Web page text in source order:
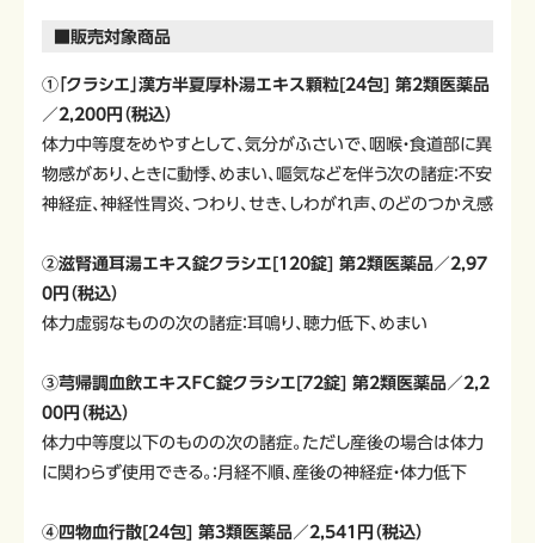
■販売対象商品
①「クラシエ」漢方半夏厚朴湯エキス顆粒[24包] 第2類医薬品
／2,200円（税込）
体力中等度をめやすとして、気分がふさいで、咽喉・食道部に異
物感があり、ときに動悸、めまい、嘔気などを伴う次の諸症：不安
神経症、神経性胃炎、つわり、せき、しわがれ声、のどのつかえ感
②滋腎通耳湯エキス錠クラシエ[120錠] 第2類医薬品／2,97
0円（税込）
体力虚弱なものの次の諸症：耳鳴り、聴力低下、めまい
③芎帰調血飲エキスＦＣ錠クラシエ[72錠] 第2類医薬品／2,2
00円（税込）
体力中等度以下のものの次の諸症。ただし産後の場合は体力
に関わらず使用できる。：月経不順、産後の神経症・体力低下
④四物血行散[24包] 第3類医薬品／2,541円（税込）